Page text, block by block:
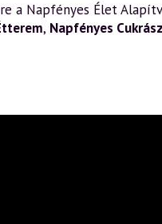
a Napfényes Élet
, Napfényes